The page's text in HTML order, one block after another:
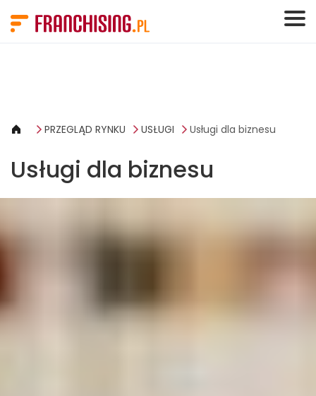
PRZEGLĄD RYNKU USŁUGI Usługi dla biznesu
Usługi dla biznesu